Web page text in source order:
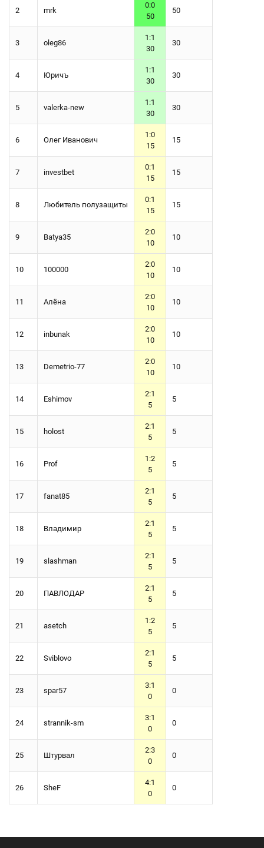
2 mrk
0:0
50
50
3 oleg86
1:1
30
30
4 Юричъ
1:1
30
30
5 valerka-new
1:1
30
30
6 Олег Иванович
1:0
15
15
7 investbet
0:1
15
15
8 Любитель полузащиты
0:1
15
15
9 Batya35
2:0
10
10
10 100000
2:0
10
10
11 Алёна
2:0
10
10
12 inbunak
2:0
10
10
13 Demetrio-77
2:0
10
10
14 Eshimov
2:1
5
5
15 holost
2:1
5
5
16 Prof
1:2
5
5
17 fanat85
2:1
5
5
18 Владимир
2:1
5
5
19 slashman
2:1
5
5
20 ПАВЛОДАР
2:1
5
5
21 asetch
1:2
5
5
22 Sviblovo
2:1
5
5
23 spar57
3:1
0
0
24 strannik-sm
3:1
0
0
25 Штурвал
2:3
0
0
26 SheF
4:1
0
0